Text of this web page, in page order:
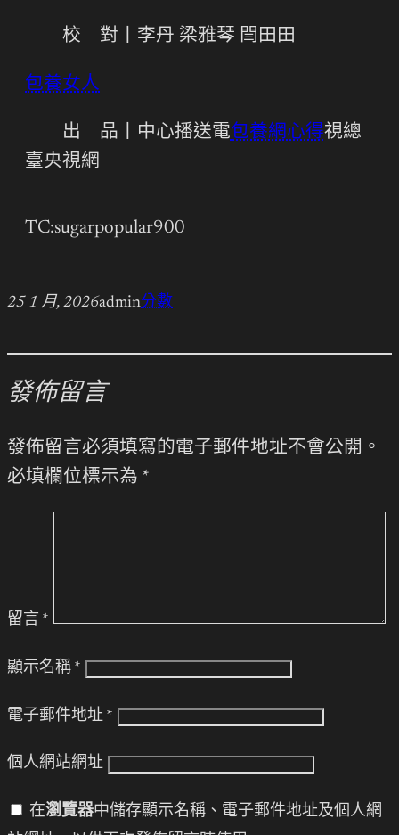
校 對丨李丹 梁雅琴 閆田田
包養女人
出 品丨中心播送電包養網心得視總
臺央視網
TC:sugarpopular900
25 1 月, 2026admin分數
發佈留言
發佈留言必須填寫的電子郵件地址不會公開。
必填欄位標示為 *
留言 *
顯示名稱 *
電子郵件地址 *
個人網站網址
在瀏覽器中儲存顯示名稱、電子郵件地址及個人網